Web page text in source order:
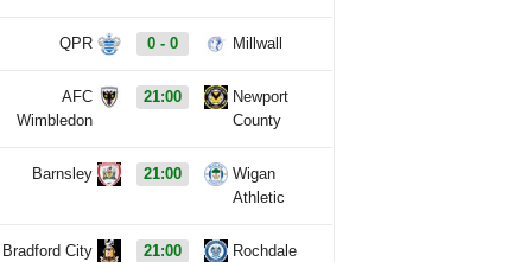
QPR 0 - 0 Millwall
AFC
Wimbledon
21:00
Newport
County
Barnsley 21:00
Wigan
Athletic
Bradford City 21:00 Rochdale